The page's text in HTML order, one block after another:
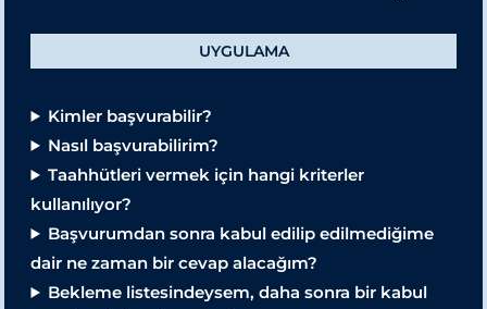
UYGULAMA
Kimler başvurabilir?
Nasıl başvurabilirim?
Taahhütleri vermek için hangi kriterler
kullanılıyor?
Başvurumdan sonra kabul edilip edilmediğime
dair ne zaman bir cevap alacağım?
Bekleme listesindeysem, daha sonra bir kabul